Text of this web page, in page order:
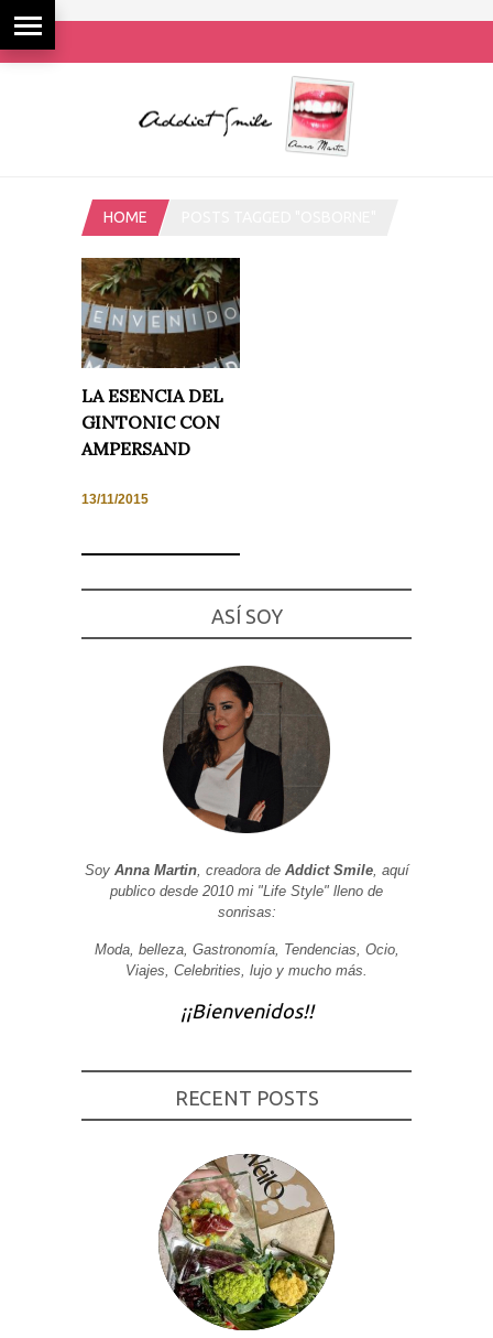
HOME
LA ESENCIA DEL
GINTONIC CON
AMPERSAND
13/11/2015
ASÍ SOY
Soy Anna Martin, creadora de Addict Smile, aquí
publico desde 2010 mi "Life Style" lleno de
sonrisas:
Moda, belleza, Gastronomía, Tendencias, Ocio,
Viajes, Celebrities, lujo y mucho más.
¡¡Bienvenidos!!
RECENT POSTS
y estructura
de la web, en